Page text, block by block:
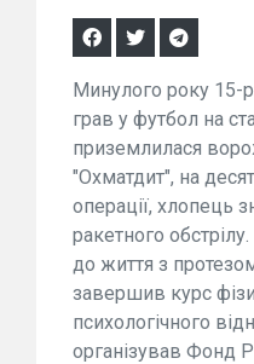
Минулого року 15-
грав у футбол на
приземлилася
"Охматдит", на
операції, хлопець
ракетного
до життя з
завершив курс
психологічного
організував Фонд